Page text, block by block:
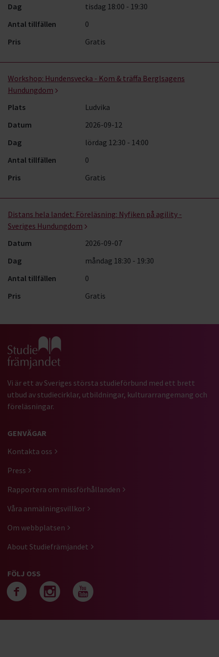
Dag
tisdag 18:00 - 19:30
Antal tillfällen
0
Pris
Gratis
Workshop: Hundensvecka - Kom & träffa Berglsagens
Hundungdom
Plats
Ludvika
Datum
2026-09-12
Dag
lördag 12:30 - 14:00
Antal tillfällen
0
Pris
Gratis
Distans hela landet: Föreläsning: Nyfiken på agility -
Sveriges Hundungdom
Datum
2026-09-07
Dag
måndag 18:30 - 19:30
Antal tillfällen
0
Pris
Gratis
Gå till studiefrämjandets startsida
Vi är ett av Sveriges största studieförbund med ett brett
utbud av studiecirklar, utbildningar, kulturarrangemang och
föreläsningar.
GENVÄGAR
Kontakta oss
Press
Rapportera om missförhållanden
Våra anmälningsvillkor
Om webbplatsen
About Studiefrämjandet
FÖLJ OSS
Följ oss på facebook
Följ oss på
Följ oss på